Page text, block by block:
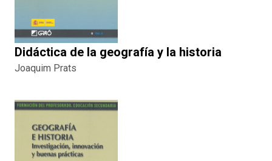
Didáctica de la geografía y la historia
Joaquim Prats